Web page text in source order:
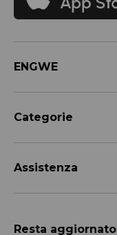
ENGWE
Categorie
Assistenza
Resta aggiornato